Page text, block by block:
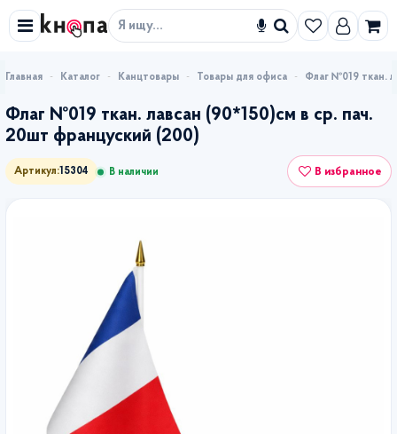
Искать
Каталог Канцтовары Товары для офиса Флаг №019 ткан.
Флаг №019 ткан. лавсан (90*150)см в ср. пач.
20шт француский (200)
Артикул: 15304 В наличии В избранное